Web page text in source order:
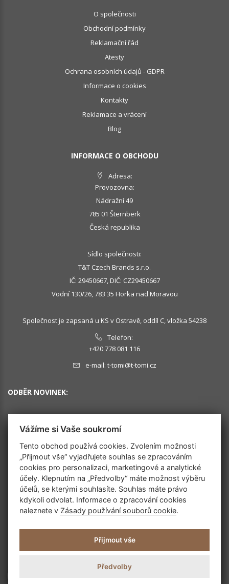
O společnosti
Obchodní podmínky
Reklamační řád
Atesty
Ochrana osobních údajů - GDPR
Informace o cookies
Kontakty
Reklamace a vrácení
Blog
INFORMACE O OBCHODU
Adresa:
Provozovna:
Nádražní 49
785 01 Šternberk
Česká republika
Sídlo společnosti:
T&T Czech Brands s.r.o.
IČ: 29450667, DIČ: CZ29450667
Vodní 130/26, 783 35 Horka nad Moravou
Společnost je zapsaná u KS v Ostravě, oddíl C, vložka 54238
Telefon:
+420 778 081 116
e-mail: t-tomi@t-tomi.cz
ODBĚR NOVINEK:
OK
SLEDUJTE NÁS
Vážíme si Vaše soukromí
Tento obchod používá cookies. Zvolením možnosti
„Přijmout vše“ vyjadřujete souhlas se zpracováním
cookies pro personalizaci, marketingové a analytické
účely. Klepnutím na „Předvolby“ máte možnost výběru
účelů, se kterými souhlasíte. Souhlas máte právo
kdykoli odvolat. Informace o zpracování cookies
naleznete v Zásady používání souborů cookie.
Přijmout vše
Předvolby